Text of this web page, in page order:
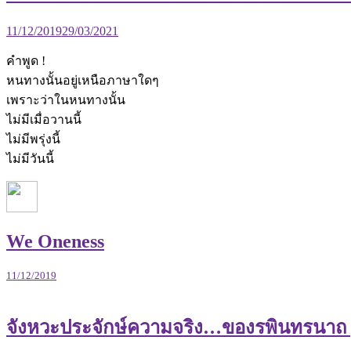
11/12/201929/03/2021
คำพูด !
หนทางนั้นอยู่เหนือภาษาใดๆ
เพราะว่าในหนทางนั้น
ไม่มีเมื่อวานนี้
ไม่มีพรุ่งนี้
ไม่มีวันนี้
We Oneness
11/12/2019
จังหวะประจักษ์ความจริง…ของรพินทรนาถ